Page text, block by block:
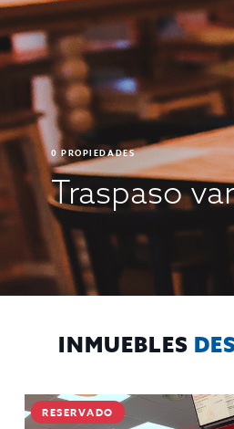
0 PROPIEDADES
Traspaso
INMUEBLES
RESERVADO